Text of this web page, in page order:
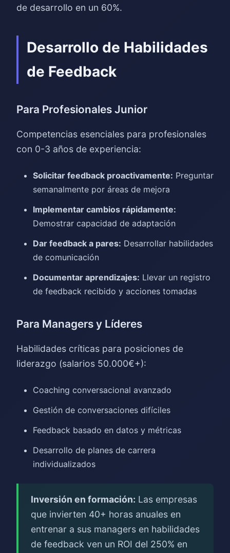
de desarrollo en un 60%.
Desarrollo de Habilidades
de Feedback
Para Profesionales Junior
Competencias esenciales para profesionales
con 0-3 años de experiencia:
Solicitar feedback proactivamente: Preguntar
semanalmente por áreas de mejora
Implementar cambios rápidamente:
Demostrar capacidad de adaptación
Dar feedback a pares: Desarrollar habilidades
de comunicación
Documentar aprendizajes: Llevar un registro
de feedback recibido y acciones tomadas
Para Managers y Líderes
Habilidades críticas para posiciones de
liderazgo (salarios 50.000€+):
Coaching conversacional avanzado
Gestión de conversaciones difíciles
Feedback basado en datos y métricas
Desarrollo de planes de carrera
individualizados
Inversión en formación: Las empresas
que invierten 40+ horas anuales en
entrenar a sus managers en habilidades
de feedback ven un ROI del 250% en